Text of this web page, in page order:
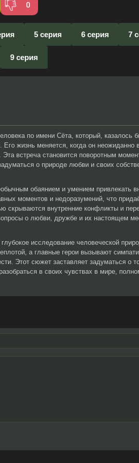
0
5 серия 6 серия 7
9 серия
по имени Сёта, который, казалось
жизнь меняется, когда он неожиданно
встреча становится поворотным
о природе любви и своих
обаянием и умением привлекать
моментов и недоразумений, что
скрываются внутренние конфликты и
о любви, дружбе и их настоящем
исследование человеческой
а главные герои вызывают
Этот сюжет заставляет задуматься о
в своих чувствах в мире,